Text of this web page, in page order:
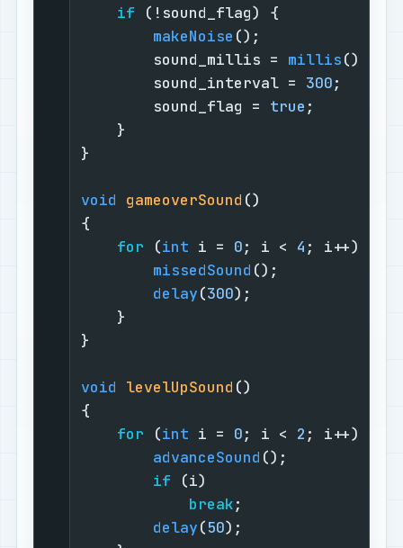
if (!sound_flag) {
makeNoise ();
        sound_millis =
millis();
        sound_interval =
300;
        sound_flag =
true ;
    }
}
void gameoverSound ()
{
for (int i = 0; i < 4 ; i++) {
missedSound ();
delay(300);
    }
}
void levelUpSound ()
{
for (int i = 0; i < 2 ; i++) {
advanceSound ();
if (i)
break;
delay(50);